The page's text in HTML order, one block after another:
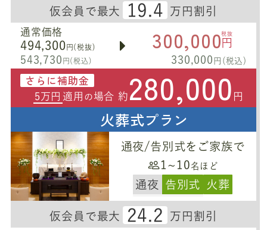
仮会員で最大 19.4 万円割引
通常価格
494,300 円(税抜)
543,730 円(税込)
300,000税抜
円
330,000 円(税込)
さらに補助金
5万円 適用 の 場合 約 280,000 円
火葬式プラン
通夜/告別式をご家族で
1~10 名ほど
通夜 告別式 火葬
仮会員で最大 24.2 万円割引